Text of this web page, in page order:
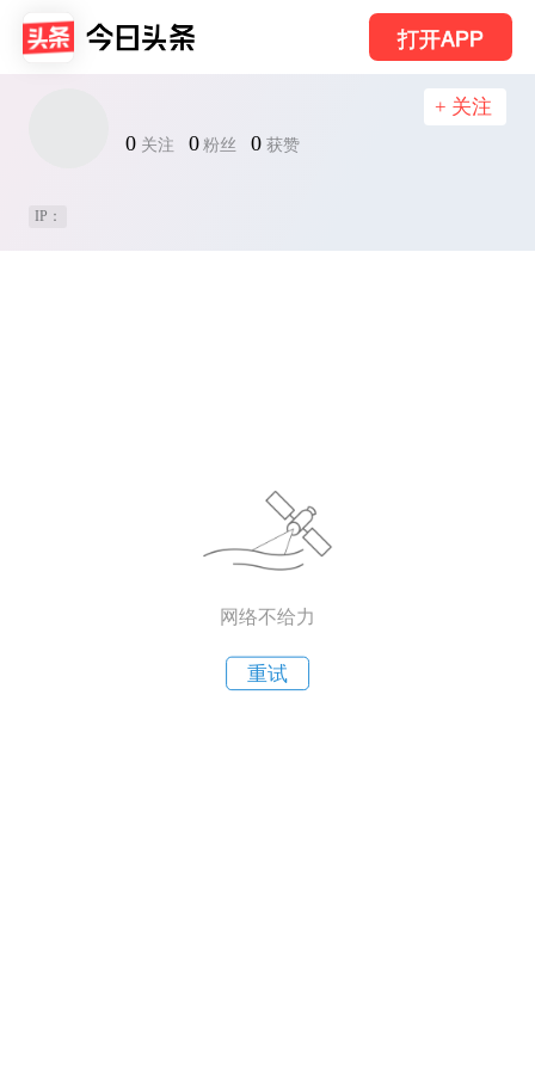
打开APP
0 关注 0 粉丝 0 获赞
+ 关注
IP：
网络不给力
重试